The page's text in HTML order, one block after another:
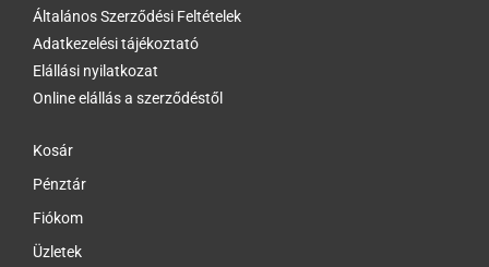
Általános Szerződési Feltételek
Adatkezelési tájékoztató
Elállási nyilatkozat
Online elállás a szerződéstől
Kosár
Pénztár
Fiókom
Üzletek